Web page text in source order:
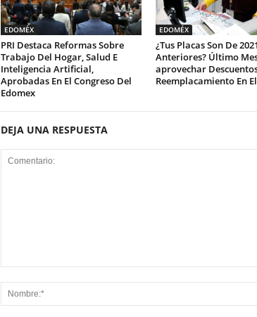
EDOMÉX
PRI Destaca Reformas Sobre
Trabajo Del Hogar, Salud E
Inteligencia Artificial,
Aprobadas En El Congreso Del
Edomex
EDOMÉX
¿Tus Placas Son De
Anteriores? Último
aprovechar
Reemplacamiento En
DEJA UNA RESPUESTA